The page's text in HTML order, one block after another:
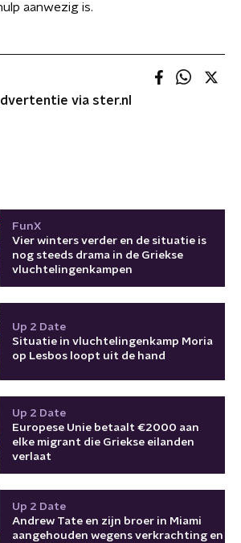
aanwezig is.
via ster.nl
FunX
Vier winters verder en de situatie is
nog steeds drama in de Griekse
vluchtelingenkampen
Up 2 Date
Situatie in vluchtelingenkamp Moria
op Lesbos loopt uit de hand
Up 2 Date
Europese Unie betaalt €2000 aan
elke migrant die Griekse eilanden
verlaat
Up 2 Date
Andrew Tate en zijn broer in Miami
aangehouden wegens verkrachting en